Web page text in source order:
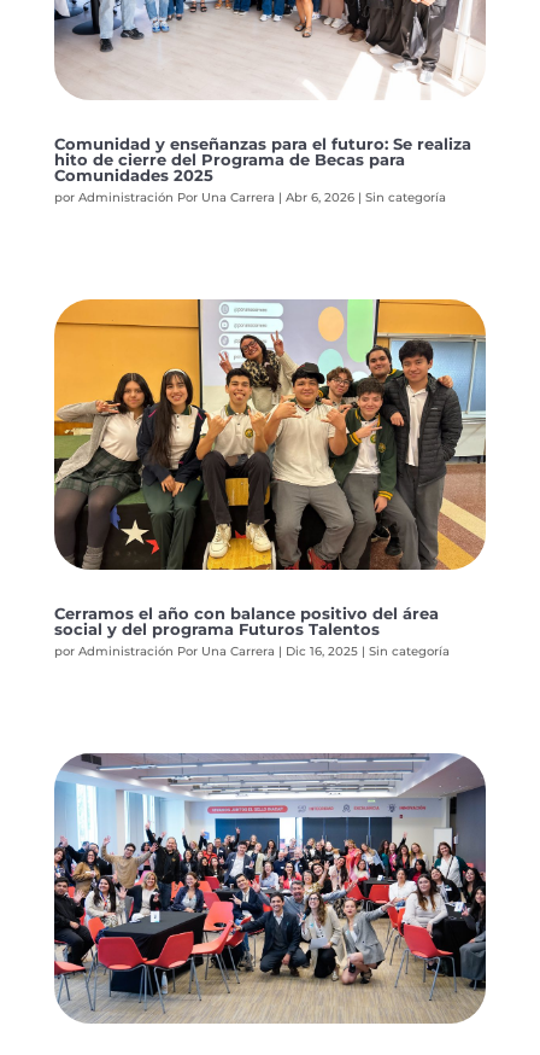
Comunidad y enseñanzas para el futuro: Se realiza
hito de cierre del Programa de Becas para
Comunidades 2025
por Administración Por Una Carrera | Abr 6, 2026| Sin categoría
Cerramos el año con balance positivo del área
social y del programa Futuros Talentos
por Administración Por Una Carrera | Dic 16, 2025| Sin categoría